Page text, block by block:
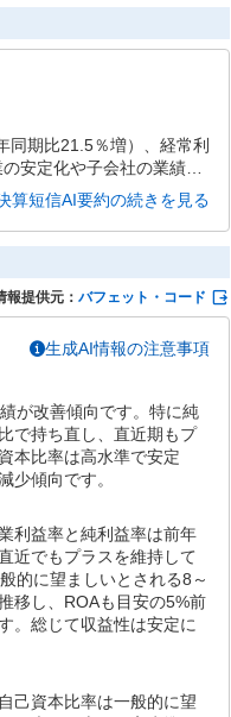
同期比21.5％増）、経常利
安定化や子会社の業績寄
調に推移しており、今後の
算短信AI要約の続きを見る
報提供元： バフェット・コード
生成AI情報の注意事項
が改善傾向です。特に純
で持ち直し、直近期もプ
本比率は高水準で安定
少傾向です。
利益率と純利益率は前年
近でもプラスを維持して
的に望ましいとされる8～
移し、ROAも目安の5%前
。総じて収益性は安定に
己資本比率は一般的に望